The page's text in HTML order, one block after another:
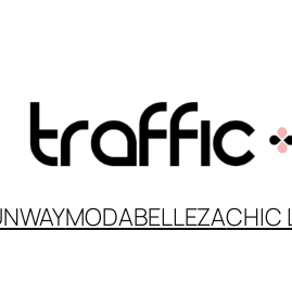
MODABELLEZACHIC